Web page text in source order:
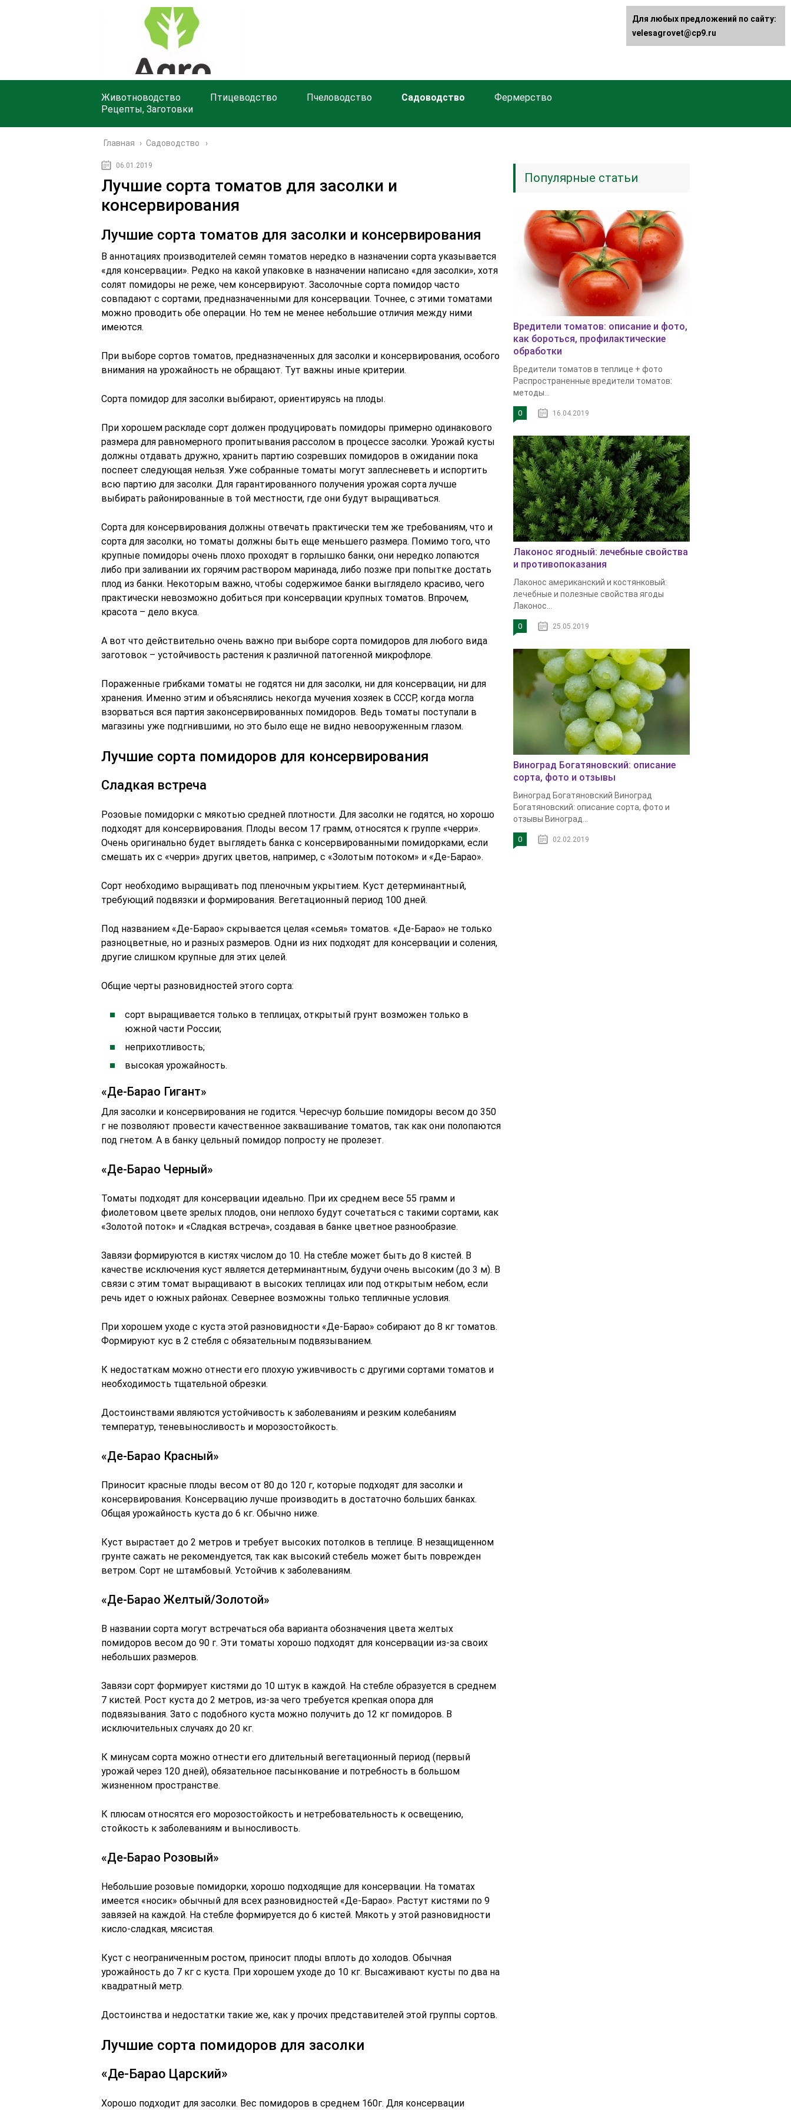
Животноводство Птицеводство Пчеловодство Садоводство
Фермерство
Рецепты, Заготовки
Главная › Садоводство
06.01.2019
Лучшие сорта томатов для засолки и
консервирования
Лучшие сорта томатов для засолки и консервирования
В аннотациях производителей семян томатов нередко в назначении сорта указывается
«для консервации». Редко на какой упаковке в назначении написано «для засолки», хотя
солят помидоры не реже, чем консервируют. Засолочные сорта помидор часто
совпадают с сортами, предназначенными для консервации. Точнее, с этими томатами
можно проводить обе операции. Но тем не менее небольшие отличия между ними
имеются.
При выборе сортов томатов, предназначенных для засолки и консервирования, особого
внимания на урожайность не обращают. Тут важны иные критерии.
Сорта помидор для засолки выбирают, ориентируясь на плоды.
При хорошем раскладе сорт должен продуцировать помидоры примерно одинакового
размера для равномерного пропитывания рассолом в процессе засолки. Урожай кусты
должны отдавать дружно, хранить партию созревших помидоров в ожидании пока
поспеет следующая нельзя. Уже собранные томаты могут заплесневеть и испортить
всю партию для засолки. Для гарантированного получения урожая сорта лучше
выбирать районированные в той местности, где они будут выращиваться.
Сорта для консервирования должны отвечать практически тем же требованиям, что и
сорта для засолки, но томаты должны быть еще меньшего размера. Помимо того, что
крупные помидоры очень плохо проходят в горлышко банки, они нередко лопаются
либо при заливании их горячим раствором маринада, либо позже при попытке достать
плод из банки. Некоторым важно, чтобы содержимое банки выглядело красиво, чего
практически невозможно добиться при консервации крупных томатов. Впрочем,
красота – дело вкуса.
А вот что действительно очень важно при выборе сорта помидоров для любого вида
заготовок – устойчивость растения к различной патогенной микрофлоре.
Пораженные грибками томаты не годятся ни для засолки, ни для консервации, ни для
хранения. Именно этим и объяснялись некогда мучения хозяек в СССР, когда могла
взорваться вся партия законсервированных помидоров. Ведь томаты поступали в
магазины уже подгнившими, но это было еще не видно невооруженным глазом.
Лучшие сорта помидоров для консервирования
Сладкая встреча
Розовые помидорки с мякотью средней плотности. Для засолки не годятся, но хорошо
подходят для консервирования. Плоды весом 17 грамм, относятся к группе «черри».
Очень оригинально будет выглядеть банка с консервированными помидорками, если
смешать их с «черри» других цветов, например, с «Золотым потоком» и «Де-Барао».
Сорт необходимо выращивать под пленочным укрытием. Куст детерминантный,
требующий подвязки и формирования. Вегетационный период 100 дней.
Под названием «Де-Барао» скрывается целая «семья» томатов. «Де-Барао» не только
разноцветные, но и разных размеров. Одни из них подходят для консервации и соления,
другие слишком крупные для этих целей.
Общие черты разновидностей этого сорта:
сорт выращивается только в теплицах, открытый грунт возможен только в
южной части России;
неприхотливость;
высокая урожайность.
«Де-Барао Гигант»
Для засолки и консервирования не годится. Чересчур большие помидоры весом до 350
г не позволяют провести качественное заквашивание томатов, так как они полопаются
под гнетом. А в банку цельный помидор попросту не пролезет.
«Де-Барао Черный»
Томаты подходят для консервации идеально. При их среднем весе 55 грамм и
фиолетовом цвете зрелых плодов, они неплохо будут сочетаться с такими сортами, как
«Золотой поток» и «Сладкая встреча», создавая в банке цветное разнообразие.
Завязи формируются в кистях числом до 10. На стебле может быть до 8 кистей. В
качестве исключения куст является детерминантным, будучи очень высоким (до 3 м). В
связи с этим томат выращивают в высоких теплицах или под открытым небом, если
речь идет о южных районах. Севернее возможны только тепличные условия.
При хорошем уходе с куста этой разновидности «Де-Барао» собирают до 8 кг томатов.
Формируют кус в 2 стебля с обязательным подвязыванием.
К недостаткам можно отнести его плохую уживчивость с другими сортами томатов и
необходимость тщательной обрезки.
Достоинствами являются устойчивость к заболеваниям и резким колебаниям
температур, теневыносливость и морозостойкость.
«Де-Барао Красный»
Приносит красные плоды весом от 80 до 120 г, которые подходят для засолки и
консервирования. Консервацию лучше производить в достаточно больших банках.
Общая урожайность куста до 6 кг. Обычно ниже.
Куст вырастает до 2 метров и требует высоких потолков в теплице. В незащищенном
грунте сажать не рекомендуется, так как высокий стебель может быть поврежден
ветром. Сорт не штамбовый. Устойчив к заболеваниям.
«Де-Барао Желтый/Золотой»
В названии сорта могут встречаться оба варианта обозначения цвета желтых
помидоров весом до 90 г. Эти томаты хорошо подходят для консервации из-за своих
небольших размеров.
Завязи сорт формирует кистями до 10 штук в каждой. На стебле образуется в среднем
7 кистей. Рост куста до 2 метров, из-за чего требуется крепкая опора для
подвязывания. Зато с подобного куста можно получить до 12 кг помидоров. В
исключительных случаях до 20 кг.
К минусам сорта можно отнести его длительный вегетационный период (первый
урожай через 120 дней), обязательное пасынкование и потребность в большом
жизненном пространстве.
К плюсам относятся его морозостойкость и нетребовательность к освещению,
стойкость к заболеваниям и выносливость.
«Де-Барао Розовый»
Небольшие розовые помидорки, хорошо подходящие для консервации. На томатах
имеется «носик» обычный для всех разновидностей «Де-Барао». Растут кистями по 9
завязей на каждой. На стебле формируется до 6 кистей. Мякоть у этой разновидности
кисло-сладкая, мясистая.
Куст с неограниченным ростом, приносит плоды вплоть до холодов. Обычная
урожайность до 7 кг с куста. При хорошем уходе до 10 кг. Высаживают кусты по два на
квадратный метр.
Достоинства и недостатки такие же, как у прочих представителей этой группы сортов.
Лучшие сорта помидоров для засолки
«Де-Барао Царский»
Хорошо подходит для засолки. Вес помидоров в среднем 160г. Для консервации
Популярные статьи
Вредители томатов: описание и фото,
как бороться, профилактические
обработки
Вредители томатов в теплице + фото
Распространенные вредители томатов:
методы...
0 16.04.2019
Лаконос ягодный: лечебные свойства
и противопоказания
Лаконос американский и костянковый:
лечебные и полезные свойства ягоды
Лаконос...
0 25.05.2019
Виноград Богатяновский: описание
сорта, фото и отзывы
Виноград Богатяновский Виноград
Богатяновский: описание сорта, фото и
отзывы Виноград...
0 02.02.2019
Для любых предложений по сайту:
velesagrovet@cp9.ru